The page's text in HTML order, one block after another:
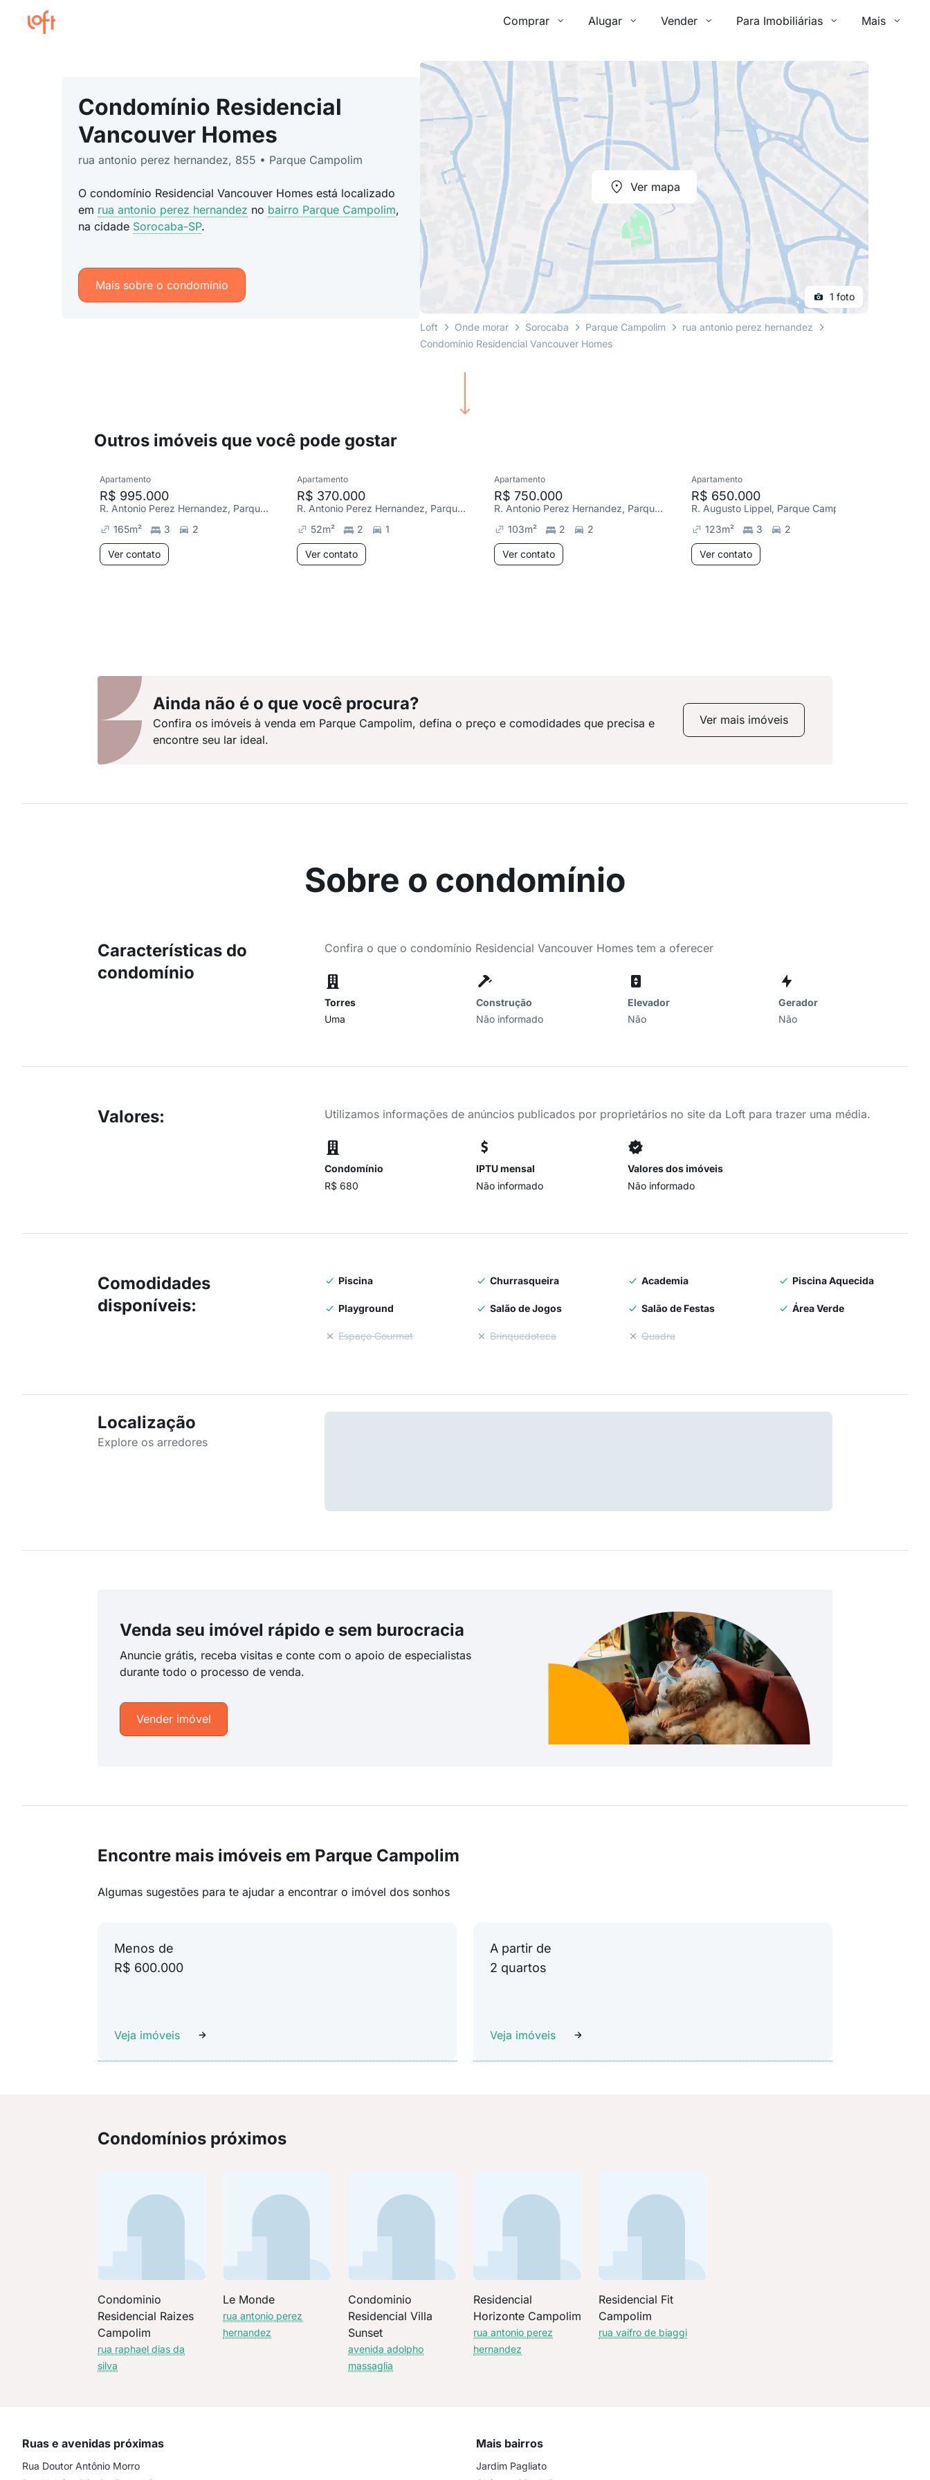
Comprar Alugar Vender Para Imobiliárias Mais
Condomínio Residencial
Vancouver Homes
rua antonio perez hernandez, 855 • Parque Campolim
O condomínio Residencial Vancouver Homes está localizado
em rua antonio perez hernandez no bairro Parque Campolim,
na cidade Sorocaba-SP.
Mais sobre o condomínio
Ver mapa
1 foto
Loft Onde morar Sorocaba Parque Campolim
rua antonio perez hernandez
Condomínio Residencial Vancouver Homes
Outros imóveis que você pode gostar
Apartamento
R$ 995.000
R. Antonio Perez Hernandez, Parque Campolim
165m² 3 2
Ver contato
Apartamento
R$ 370.000
R. Antonio Perez Hernandez, Parque Campolim
52m² 2 1
Ver contato
Apartamento
R$ 750.000
R. Antonio Perez Hernandez, Parque Campolim
103m² 2 2
Ver contato
Apartamento
R$ 650.000
R. Augusto Lippel, Parque Campolim
123m² 3 2
Ver contato
Ainda não é o que você procura?
Confira os imóveis à venda em Parque Campolim, defina o preço e comodidades que precisa e
encontre seu lar ideal.
Ver mais imóveis
Sobre o condomínio
Características do
condomínio
Confira o que o condomínio Residencial Vancouver Homes tem a oferecer
Torres
Uma
Construção
Não informado
Elevador
Não
Gerador
Não
Valores: Utilizamos informações de anúncios publicados por proprietários no site da Loft para trazer uma média.
Condomínio
R$ 680
IPTU mensal
Não informado
Valores dos imóveis
Não informado
Comodidades
disponíveis:
Piscina Churrasqueira Academia Piscina Aquecida
Playground Salão de Jogos Salão de Festas Área Verde
Espaço Gourmet Brinquedoteca Quadra
Localização
Explore os arredores
Venda seu imóvel rápido e sem burocracia
Anuncie grátis, receba visitas e conte com o apoio de especialistas
durante todo o processo de venda.
Vender imóvel
Encontre mais imóveis em Parque Campolim
Algumas sugestões para te ajudar a encontrar o imóvel dos sonhos
Menos de
R$ 600.000
Veja imóveis
A partir de
2 quartos
Veja imóveis
Condomínios próximos
Condominio
Residencial Raizes
Campolim
rua raphael dias da
silva
Le Monde
rua antonio perez
hernandez
Condominio
Residencial Villa
Sunset
avenida adolpho
massaglia
Residencial
Horizonte Campolim
rua antonio perez
hernandez
Residencial Fit
Campolim
rua vaifro de biaggi
Ruas e avenidas próximas
Rua Doutor Antônio Morro
Mais bairros
Jardim Pagliato